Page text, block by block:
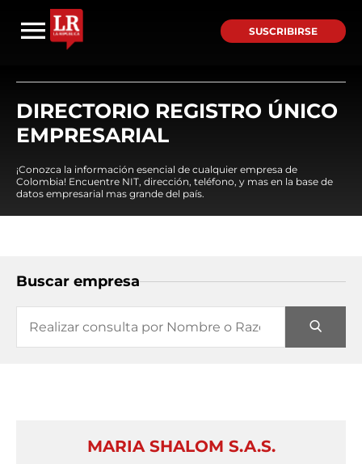
SUSCRIBIRSE
DIRECTORIO REGISTRO ÚNICO
EMPRESARIAL
¡Conozca la información esencial de cualquier empresa de
Colombia! Encuentre NIT, dirección, teléfono, y mas en la base de
datos empresarial mas grande del país.
Buscar empresa
MARIA SHALOM S.A.S.